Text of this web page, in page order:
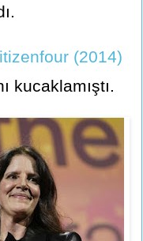
(2014)
kucaklamıştı.